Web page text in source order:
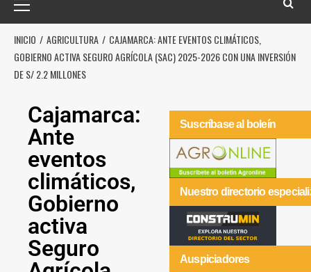
INICIO AGRICULTURA
CAJAMARCA: ANTE EVENTOS CLIMÁTICOS,
GOBIERNO ACTIVA SEGURO AGRÍCOLA (SAC) 2025-2026 CON UNA INVERSIÓN
DE S/ 2.2 MILLONES
Cajamarca:
Ante
eventos
climáticos,
Gobierno
activa
Seguro
Suscríbase al boleín
Nuestro directorio
Auspiciadores